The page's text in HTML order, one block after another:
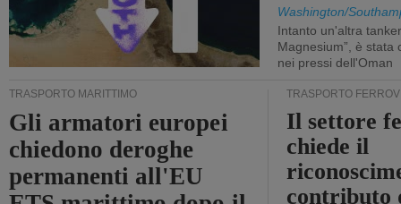
Washington/
Intanto un'altra
Magnesium”, è stata
nei pressi dell'Oman
TRASPORTO MARITTIMO
Gli armatori europei
chiedono deroghe
permanenti all'EU
TRASPORTO
Il settore
chiede il
contributo